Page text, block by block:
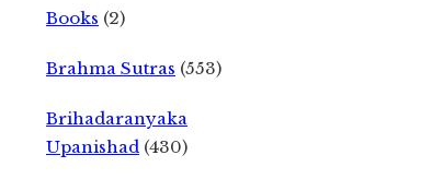
Books (2)
Brahma Sutras (553)
Brihadaranyaka
Upanishad (430)